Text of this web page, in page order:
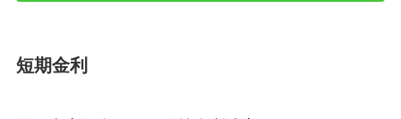
短期金利